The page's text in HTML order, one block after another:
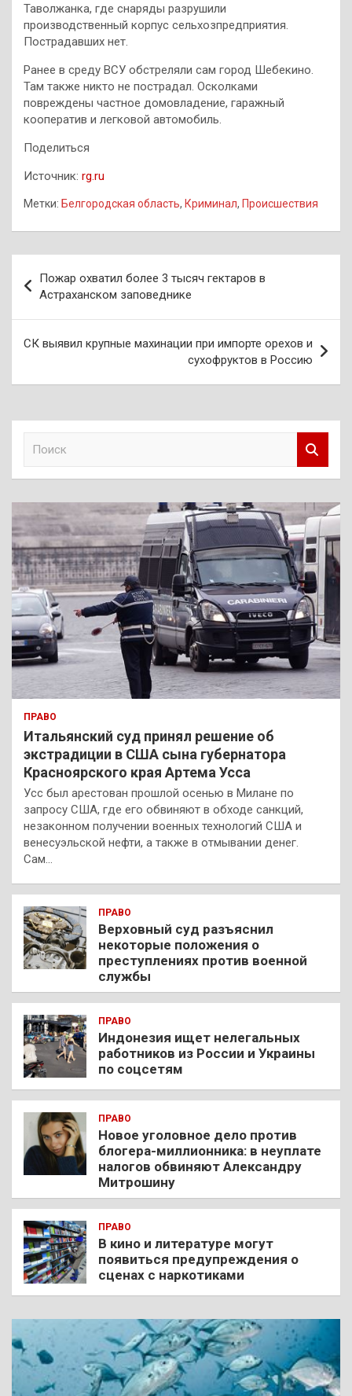
Таволжанка, где снаряды разрушили
производственный корпус сельхозпредприятия.
Пострадавших нет.
Ранее в среду ВСУ обстреляли сам город Шебекино.
Там также никто не пострадал. Осколками
повреждены частное домовладение, гаражный
кооператив и легковой автомобиль.
Поделиться
Источник: rg.ru
Метки: Белгородская область, Криминал, Происшествия
по
записям
Пожар охватил более 3 тысяч гектаров в
Астраханском заповеднике
СК выявил крупные махинации при импорте орехов и
сухофруктов в Россию
к
ПРАВО
Итальянский суд принял решение об
экстрадиции в США сына губернатора
Красноярского края Артема Усса
Усс был арестован прошлой осенью в Милане по
запросу США, где его обвиняют в обходе санкций,
незаконном получении военных технологий США и
венесуэльской нефти, а также в отмывании денег.
Сам…
ПРАВО
Верховный суд разъяснил
некоторые положения о
преступлениях против военной
службы
ПРАВО
Индонезия ищет нелегальных
работников из России и Украины
по соцсетям
ПРАВО
Новое уголовное дело против
блогера-миллионника: в неуплате
налогов обвиняют Александру
Митрошину
ПРАВО
В кино и литературе могут
появиться предупреждения о
сценах с наркотиками